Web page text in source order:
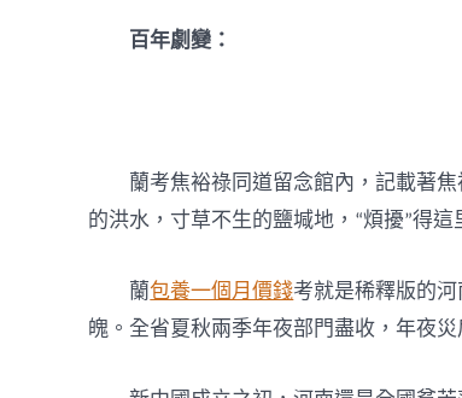
百年劇變：
蘭考焦裕祿同道留念館內，記載著
的洪水，寸草不生的鹽堿地，“煩擾”得
蘭包養一個月價錢考就是稀釋版的
魄。全省夏秋兩季年夜部門盡收，年夜